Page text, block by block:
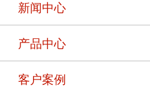
新闻中心
产品中心
客户案例